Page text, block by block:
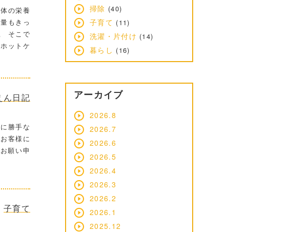
の栄養
もきっ
そこで
ットケ
ん日記
勝手な
客様に
願い申
子育て
掃除 (40)
子育て (11)
洗濯・片付け (14)
暮らし (16)
アーカイブ
2026.8
2026.7
2026.6
2026.5
2026.4
2026.3
2026.2
2026.1
2025.12